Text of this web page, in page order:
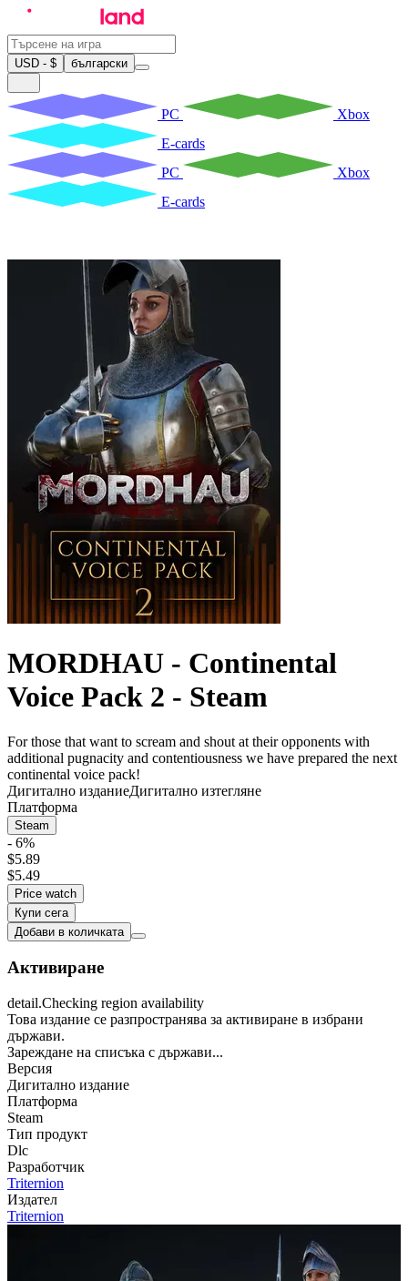
USD - $ български
PC
Xbox
E-cards
PC
Xbox
E-cards
MORDHAU - Continental
Voice Pack 2 - Steam
For those that want to scream and shout at their opponents with
additional pugnacity and contentiousness we have prepared the next
continental voice pack!
Дигитално изданиеДигитално изтегляне
Платформа
Steam
- 6%
$5.89
$5.49
Price watch
Купи сега
Добави в количката
Активиране
detail.Checking region availability
Това издание се разпространява за активиране в избрани
държави.
Зареждане на списъка с държави...
Версия
Дигитално издание
Платформа
Steam
Тип продукт
Dlc
Разработчик
Triternion
Издател
Triternion